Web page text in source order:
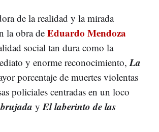
de la realidad y la mirada
la obra de Eduardo Mendoza
social tan dura como la
y enorme reconocimiento, La
porcentaje de muertes violentas
policiales centradas en un loco
y El laberinto de las